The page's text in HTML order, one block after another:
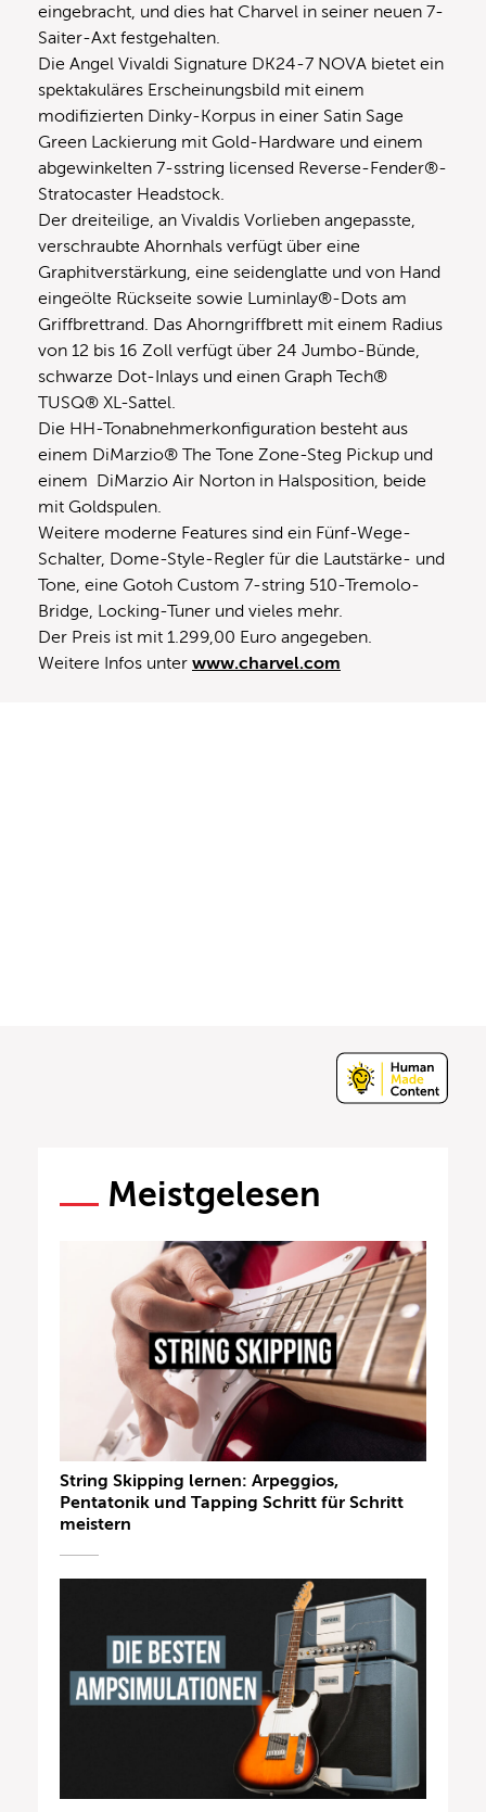
eingebracht, und dies hat Charvel in seiner neuen 7-
Saiter-Axt festgehalten.
Die Angel Vivaldi Signature DK24-7 NOVA bietet ein
spektakuläres Erscheinungsbild mit einem
modifizierten Dinky-Korpus in einer Satin Sage
Green Lackierung mit Gold-Hardware und einem
abgewinkelten 7-sstring licensed Reverse-Fender®-
Stratocaster Headstock.
Der dreiteilige, an Vivaldis Vorlieben angepasste,
verschraubte Ahornhals verfügt über eine
Graphitverstärkung, eine seidenglatte und von Hand
eingeölte Rückseite sowie Luminlay®-Dots am
Griffbrettrand. Das Ahorngriffbrett mit einem Radius
von 12 bis 16 Zoll verfügt über 24 Jumbo-Bünde,
schwarze Dot-Inlays und einen Graph Tech®
TUSQ® XL-Sattel.
Die HH-Tonabnehmerkonfiguration besteht aus
einem DiMarzio® The Tone Zone-Steg Pickup und
einem DiMarzio Air Norton in Halsposition, beide
mit Goldspulen.
Weitere moderne Features sind ein Fünf-Wege-
Schalter, Dome-Style-Regler für die Lautstärke- und
Tone, eine Gotoh Custom 7-string 510-Tremolo-
Bridge, Locking-Tuner und vieles mehr.
Der Preis ist mit 1.299,00 Euro angegeben.
Weitere Infos unter www.charvel.com
Meistgelesen
String Skipping lernen: Arpeggios,
Pentatonik und Tapping Schritt für Schritt
meistern